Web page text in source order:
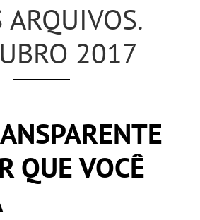
ARQUIVOS.
2017
QUE VOCÊ